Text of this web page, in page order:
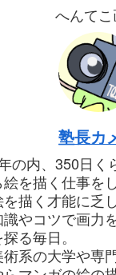
へんて
塾長カ
の内、350日く
絵を描く仕事を
描く才能に乏
識やコツで画力
探る毎日。
術系の大学や専